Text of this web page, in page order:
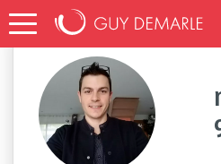
Accueil mathieuv_b693